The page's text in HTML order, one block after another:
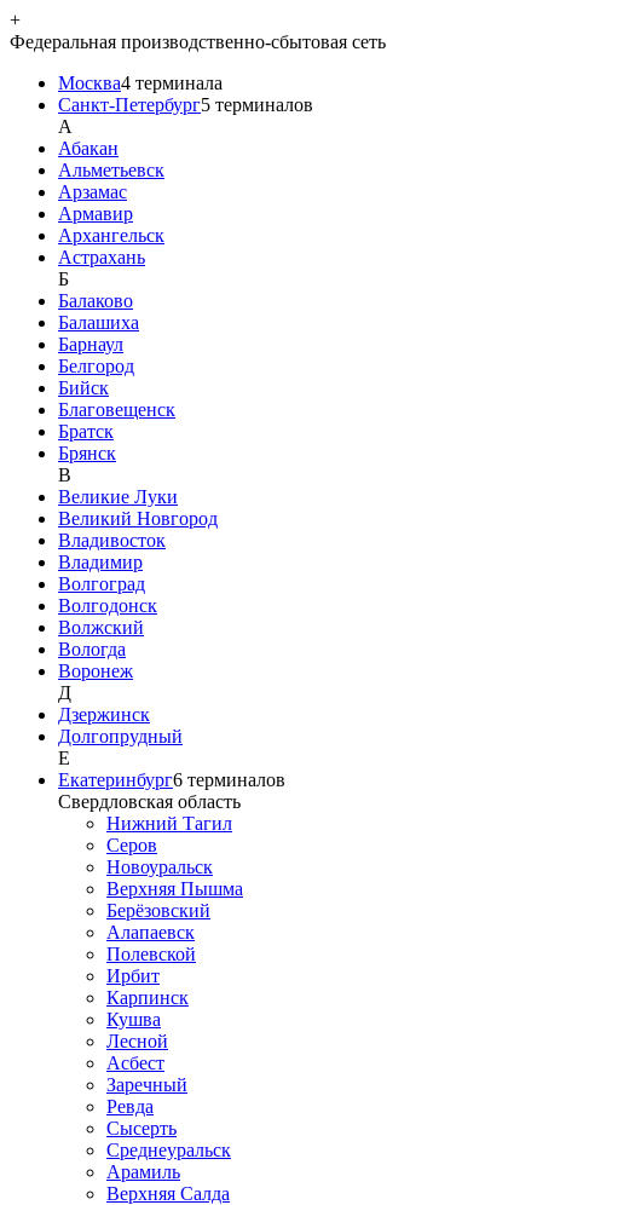
+
Федеральная производственно-сбытовая сеть
Москва4 терминала
Санкт-Петербург5 терминалов
A
Абакан
Альметьевск
Арзамас
Армавир
Архангельск
Астрахань
Б
Балаково
Балашиха
Барнаул
Белгород
Бийск
Благовещенск
Братск
Брянск
В
Великие Луки
Великий Новгород
Владивосток
Владимир
Волгоград
Волгодонск
Волжский
Вологда
Воронеж
Д
Дзержинск
Долгопрудный
Е
Екатеринбург6 терминалов
Свердловская область
Нижний Тагил
Серов
Новоуральск
Верхняя Пышма
Берёзовский
Алапаевск
Полевской
Ирбит
Карпинск
Кушва
Лесной
Асбест
Заречный
Ревда
Сысерть
Среднеуральск
Арамиль
Верхняя Салда